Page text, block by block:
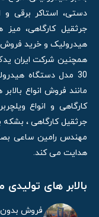
دستی، استاکر برقی و
جرثقیل کارگاهی، میز
هیدرولیک و خرید فروش
30 مدل دستگاه
مانند فروش انواع
کارگاهی و انواع
جرثقیل کارگاهی ، بشکه
مهندس رامین ساعی
هدایت می کند.
بالابر های تولیدی
فروش بدون